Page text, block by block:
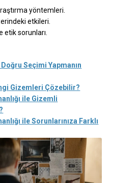
yöntemleri.
etkileri.
sorunları.
Seçimi Yapmanın
Gizemleri Çözebilir?
ile Gizemli
ile Sorunlarınıza Farklı